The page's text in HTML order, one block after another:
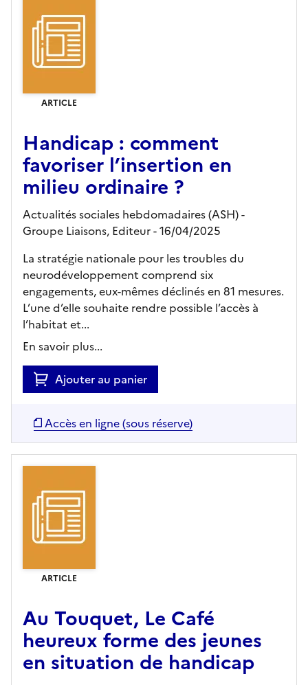
ARTICLE
Handicap : comment
favoriser l’insertion en
milieu ordinaire ?
Actualités sociales hebdomadaires (ASH) -
Groupe Liaisons, Editeur- 16/04/2025
La stratégie nationale pour les troubles du
neurodéveloppement comprend six
engagements, eux-mêmes déclinés en 81 mesures.
L’une d’elle souhaite rendre possible l’accès à
l’habitat et...
En savoir plus...
Ajouter au panier
Accès en ligne (sous réserve)
ARTICLE
Au Touquet, Le Café
heureux forme des jeunes
en situation de handicap